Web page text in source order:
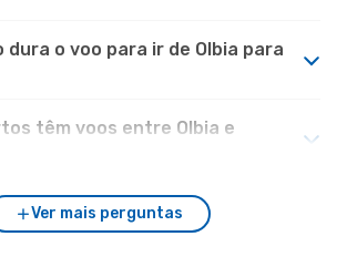
dura o voo para ir de Olbia para
têm voos entre Olbia e
Ver mais perguntas